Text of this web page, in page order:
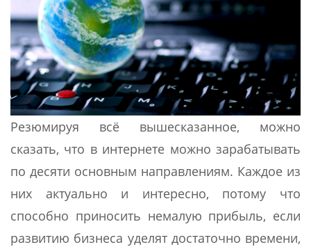
Резюмируя всё вышесказанное, можно
сказать, что в интернете можно зарабатывать
по десяти основным направлениям. Каждое из
них актуально и интересно, потому что
способно приносить немалую прибыль, если
развитию бизнеса уделят достаточно времени,